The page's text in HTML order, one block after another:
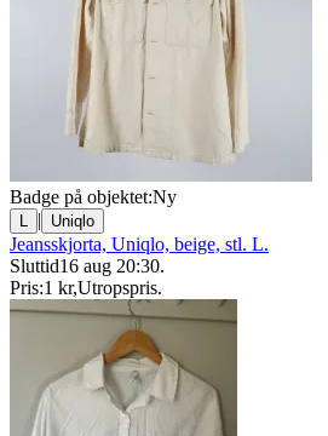
Badge på objektet:Ny
L | Uniqlo
Jeansskjorta, Uniqlo, beige, stl. L.
Sluttid16 aug 20:30.
Pris:1 kr,Utropspris.